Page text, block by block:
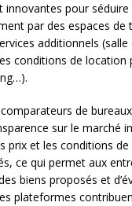
pour séduire
par des espaces de
additionnels
conditions de location
comparateurs de
sur le marché
prix et les conditions
ce qui permet aux
biens proposés et
plateformes